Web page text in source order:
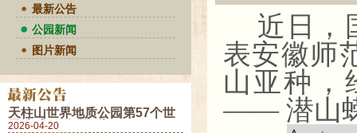
最新公告
公园新闻
图片新闻
天柱山世界地质公园第57个世
界地球日活动预告
2026-04-20
近日，
表安徽师
山亚种，
—— 潜山